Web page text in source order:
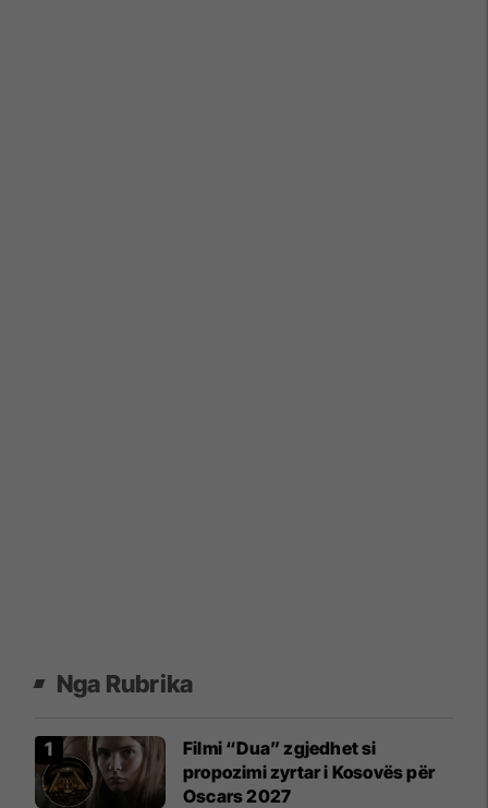
Nga Rubrika
Filmi “Dua” zgjedhet si
propozimi zyrtar i Kosovës për
Oscars 2027